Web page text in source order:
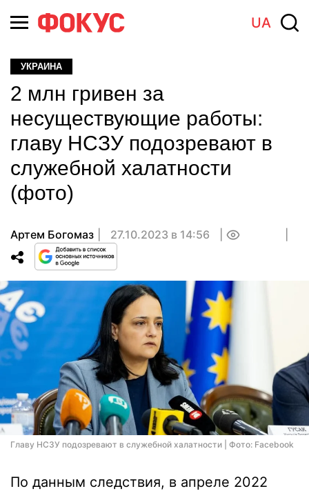
UA
УКРАИНА
2 млн гривен за
несуществующие работы:
главу НСЗУ подозревают в
служебной халатности
(фото)
Артем Богомаз 27.10.2023 в 14:56
Главу НСЗУ подозревают в служебной халатности | Фото: Facebook
По данным следствия, в апреле 2022